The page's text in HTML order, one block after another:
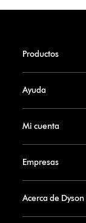
Productos
Ayuda
Mi cuenta
Empresas
Acerca de Dyson